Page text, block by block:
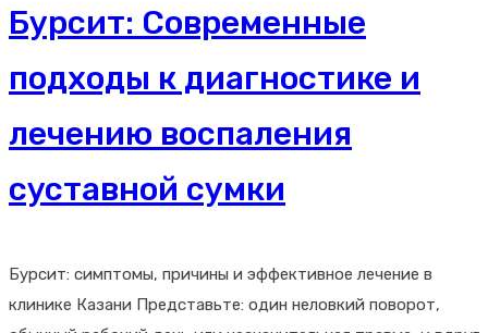
Бурсит: Современные
подходы к диагностике и
лечению воспаления
суставной сумки
Бурсит: симптомы, причины и эффективное лечение в
клинике Казани Представьте: один неловкий поворот,